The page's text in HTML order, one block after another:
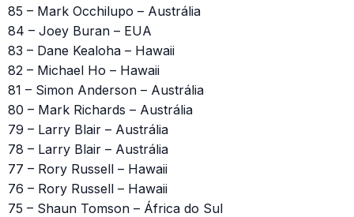
85 – Mark Occhilupo – Austrália
84 – Joey Buran – EUA
83 – Dane Kealoha – Hawaii
82 – Michael Ho – Hawaii
81 – Simon Anderson – Austrália
80 – Mark Richards – Austrália
79 – Larry Blair – Austrália
78 – Larry Blair – Austrália
77 – Rory Russell – Hawaii
76 – Rory Russell – Hawaii
75 – Shaun Tomson – África do Sul